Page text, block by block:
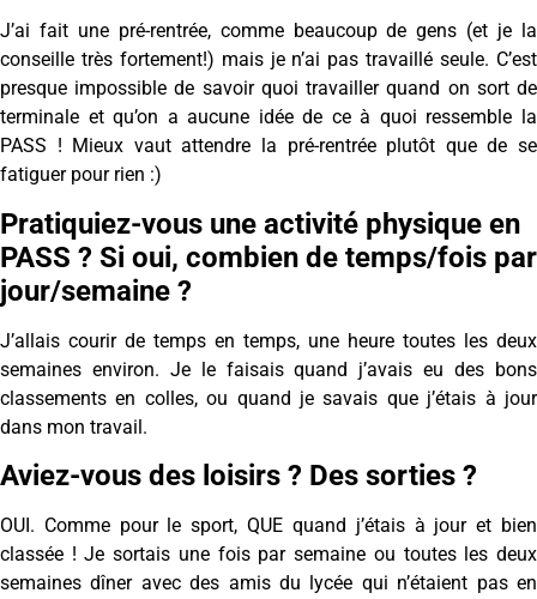
J’ai fait une pré-rentrée, comme beaucoup de gens (et je la
conseille très fortement!) mais je n’ai pas travaillé seule. C’est
presque impossible de savoir quoi travailler quand on sort de
terminale et qu’on a aucune idée de ce à quoi ressemble la
PASS ! Mieux vaut attendre la pré-rentrée plutôt que de se
fatiguer pour rien :)
Pratiquiez-vous une activité physique en
PASS ? Si oui, combien de temps/fois par
jour/semaine ?
J’allais courir de temps en temps, une heure toutes les deux
semaines environ. Je le faisais quand j’avais eu des bons
classements en colles, ou quand je savais que j’étais à jour
dans mon travail.
Aviez-vous des loisirs ? Des sorties ?
OUI. Comme pour le sport, QUE quand j’étais à jour et bien
classée ! Je sortais une fois par semaine ou toutes les deux
semaines dîner avec des amis du lycée qui n’étaient pas en